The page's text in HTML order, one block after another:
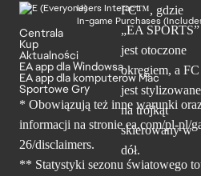
Users Interact
In-game Purchases
Centrala
Kup
Aktualności
EA app dla Windowsa
EA app dla komputerów Mac
Sportowe Gry
* Obowiązują też inne warunki
informacji na stronie ea.com/pl-pl/
26/disclaimers.
** Statystyki sezonu światowego